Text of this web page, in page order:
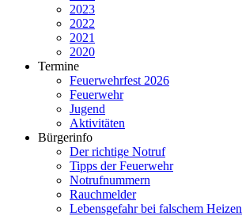
2023
2022
2021
2020
Termine
Feuerwehrfest 2026
Feuerwehr
Jugend
Aktivitäten
Bürgerinfo
Der richtige Notruf
Tipps der Feuerwehr
Notrufnummern
Rauchmelder
Lebensgefahr bei falschem Heizen